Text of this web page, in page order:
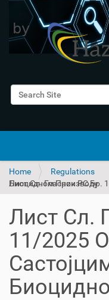
Search Site
Home
Regulations
Лист Сл. Гласник РС Бр. 11/2025 О Активним Састојцима У Биоцидном Производу
Лист Сл.
11/2025